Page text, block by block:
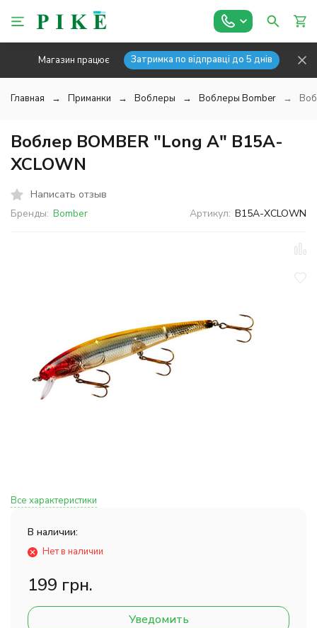
Магазин працює Затримка по відправці до 5 днів
Главная Приманки Воблеры Воблеры Bomber
Воблер BOMBER "Long A" B15A-
XCLOWN
Написать отзыв
Бренды: Bomber Артикул: B15A-XCLOWN
Все характеристики
В наличии:
Нет в наличии
199 грн.
Уведомить